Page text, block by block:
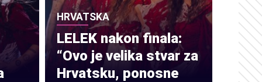
HRVATSKA
LELEK nakon finala:
“Ovo je velika stvar za
Hrvatsku, ponosne